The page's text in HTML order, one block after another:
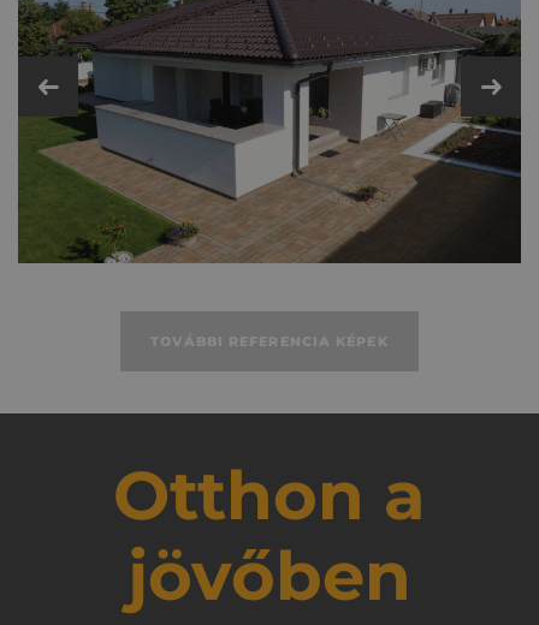
Fém- és műanyag kiegészítők
Műszaki adatok
TOVÁBBI REFERENCIA KÉPEK
Otthon a
jövőben